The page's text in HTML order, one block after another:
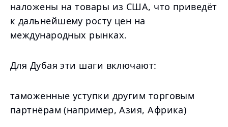
наложены на товары из США, что приведёт
к дальнейшему росту цен на
международных рынках.
Для Дубая эти шаги включают:
таможенные уступки другим торговым
партнёрам (например, Азия, Африка)